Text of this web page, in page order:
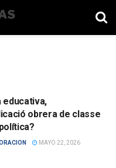
educativa,
obrera de classe
MAYO 22, 2026